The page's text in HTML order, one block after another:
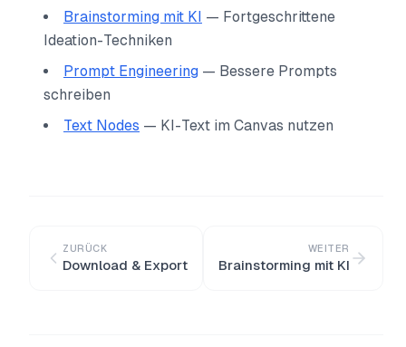
Brainstorming mit KI — Fortgeschrittene
Ideation-Techniken
Prompt Engineering — Bessere Prompts
schreiben
Text Nodes — KI-Text im Canvas nutzen
ZURÜCK
Download & Export
WEITER
Brainstorming mit KI